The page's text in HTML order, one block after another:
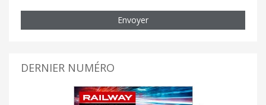
Envoyer
DERNIER NUMÉRO